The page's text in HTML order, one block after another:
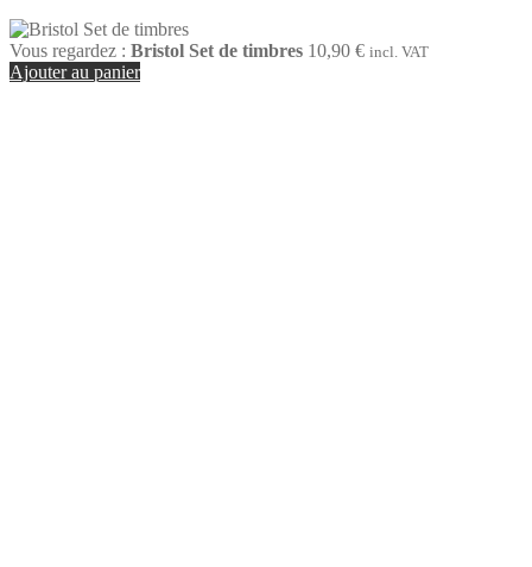
Vous regardez : Bristol Set de timbres 10,90 € incl. VAT
Ajouter au panier